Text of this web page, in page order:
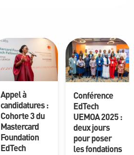
Appel à
candidatures :
Cohorte 3 du
Mastercard
Foundation
EdTech
Conférence
EdTech
UEMOA 2025 :
deux jours
pour poser
les fondations